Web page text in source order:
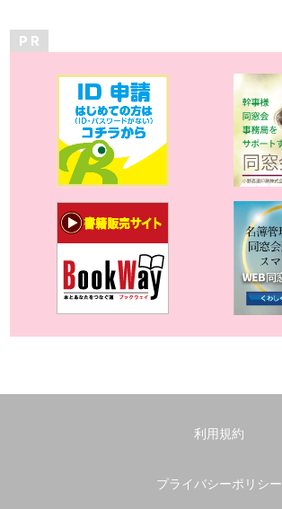
P R
利用規約
プライバシーポリシー